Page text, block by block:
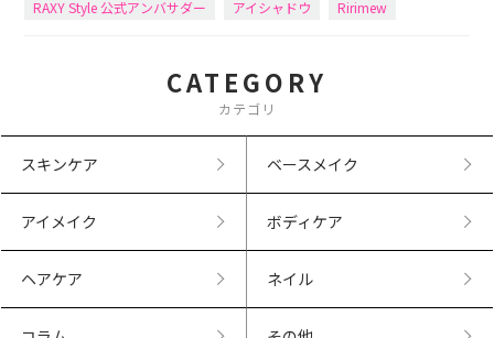
RAXY Style 公式アンバサダー アイシャドウ Ririmew
CATEGORY
カテゴリ
スキンケア ベースメイク
アイメイク ボディケア
ヘアケア ネイル